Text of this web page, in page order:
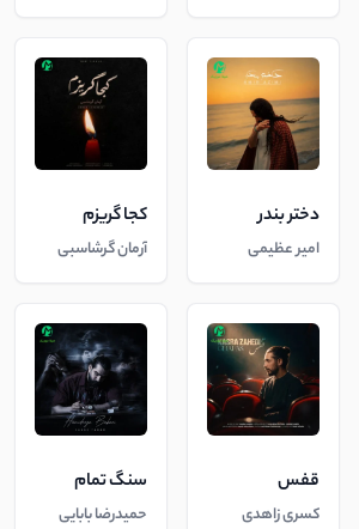
دختر بندر
امیر عظیمی
کجا گریزم
آرمان گرشاسبی
قفس
کسری زاهدی
سنگ تمام
حمیدرضا بابایی